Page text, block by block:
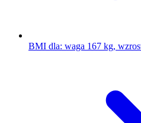
BMI dla: waga 167 kg,